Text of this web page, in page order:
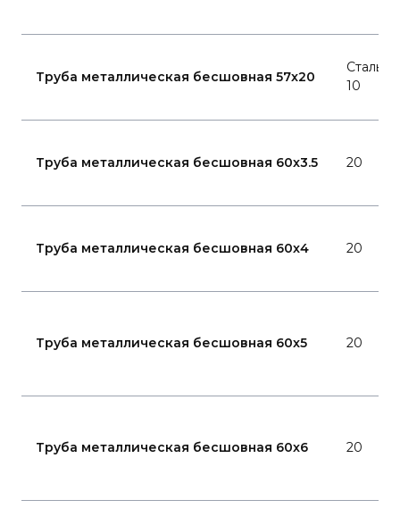
Труба металлическая бесшовная 57x20
Сталь
10
Труба металлическая бесшовная 60x3.5 20
Труба металлическая бесшовная 60x4 20
Труба металлическая бесшовная 60x5 20
Труба металлическая бесшовная 60x6 20